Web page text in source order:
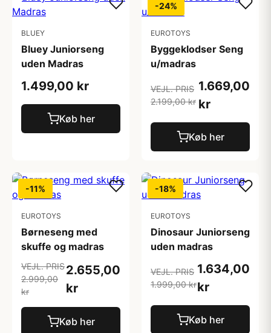
BLUEY
Bluey Juniorseng
uden Madras
1.499,00 kr
Køb her
-24%
EUROTOYS
Byggeklodser Seng
u/madras
VEJL. PRIS
2.199,00 kr
1.669,00
kr
Køb her
-11%
EUROTOYS
Børneseng med
skuffe og madras
VEJL. PRIS
2.999,00
kr
2.655,00
kr
Køb her
-18%
EUROTOYS
Dinosaur Juniorseng
uden madras
VEJL. PRIS
1.999,00 kr
1.634,00
kr
Køb her